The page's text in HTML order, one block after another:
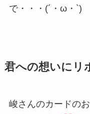
で・・・(´・ω・`)
君への想いにリ
峻さんのカードの